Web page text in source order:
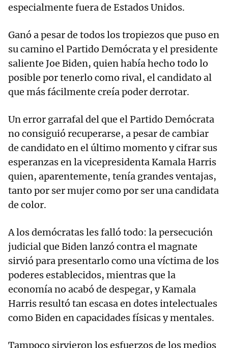
especialmente fuera de Estados Unidos.
Ganó a pesar de todos los tropiezos que puso en
su camino el Partido Demócrata y el presidente
saliente Joe Biden, quien había hecho todo lo
posible por tenerlo como rival, el candidato al
que más fácilmente creía poder derrotar.
Un error garrafal del que el Partido Demócrata
no consiguió recuperarse, a pesar de cambiar
de candidato en el último momento y cifrar sus
esperanzas en la vicepresidenta Kamala Harris
quien, aparentemente, tenía grandes ventajas,
tanto por ser mujer como por ser una candidata
de color.
A los demócratas les falló todo: la persecución
judicial que Biden lanzó contra el magnate
sirvió para presentarlo como una víctima de los
poderes establecidos, mientras que la
economía no acabó de despegar, y Kamala
Harris resultó tan escasa en dotes intelectuales
como Biden en capacidades físicas y mentales.
Tampoco sirvieron los esfuerzos de los medios